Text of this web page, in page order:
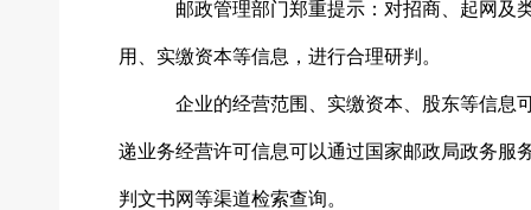
邮政管理部门郑重提示：对招商、起网及
用、实缴资本等信息，进行合理研判。
企业的经营范围、实缴资本、股东等信息
递业务经营许可信息可以通过国家邮政局政务服
判文书网等渠道检索查询。